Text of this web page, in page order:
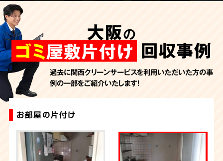
2026年7月27日放送
AbemaTV
2026年7月24日放送
朝日新聞
2026年7月10日放送
季刊「宗教問題」
2026年7月10日放送
東洋経済オンライン
2026年7月7日放送
FRIDAYデジタル
2026年7月6日放送
週刊循環経済新聞（7月6日号）
大阪の
ゴミ屋敷片付け 回収事例
過去に関西クリーンサービスを利用いただいた方の事
例の一部をご紹介いたします！
お部屋の片付け
ゴミ屋敷片付け
大量の不用品回収（ゴミ屋敷）
ゴミ屋敷片付け
ゴミ屋敷片付け
大量の不用品回収（ゴミ屋敷）
ゴミ屋敷片付け
お部屋のお片付け
大量の不用品回収（ゴミ屋敷）
汚部屋片付け・ゴミ屋敷清掃（大阪）